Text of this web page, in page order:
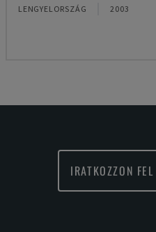
LENGYELORSZÁG 2003
IRATKOZZON